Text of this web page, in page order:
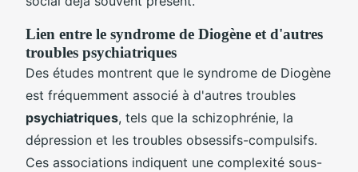
Lien entre le syndrome de Diogène et d'autres
troubles psychiatriques
Des études montrent que le syndrome de Diogène
est fréquemment associé à d'autres troubles
psychiatriques, tels que la schizophrénie, la
dépression et les troubles obsessifs-compulsifs.
Ces associations indiquent une complexité sous-